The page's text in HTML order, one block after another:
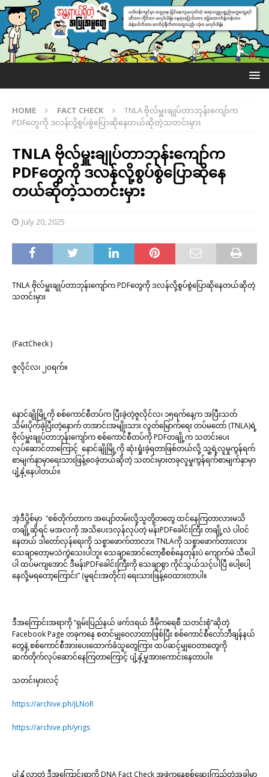
HOME FACT CHECK
TNLA ဗိုလ်မှူးချုပ်တာဘုန်းကျော်က
PDFတွေကို ဒလန်လို့စွပ်စွဲပြောဆိုနေတယ်ဆိုတဲ့သတင်းမှား
TNLA ဗိုလ်မှူးချုပ်တာဘုန်းကျော်က
PDFတွေကို ဒလန်လို့စွပ်စွဲပြောဆိုနေ
တယ်ဆိုတဲ့သတင်းမှား
July 20, 2025
TNLA ဗိုလ်မှူးချုပ်တာဘုန်းကျော်က PDFတွေကို ဒလန်လို့စွပ်စွဲပြောဆိုနေတယ်ဆိုတဲ့
သတင်းမှား
(FactCheck )
ဇူလိုင်လ၊ ၂၀ရက်။
နောင်ချိုမြို့ကို စစ်ကောင်စီတပ်က ပြီးခဲ့တဲ့ဇူလိုင်လ၊ ၁၅ရက်နေ့က အပြီးသတ်
သိမ်းပိုက်ခဲ့ပြီးတဲ့နောက် တအာင်းအမျိုးသား လွတ်မြောက်ရေး တပ်မတော် (TNLA)ရဲ့
ဗိုလ်မှူးချုပ်တာဘုန်းကျော်က စစ်ကောင်စီတပ်ကို PDFတချို့က သတင်းပေး
လုပ်ဆောင်တာကြောင့် နောင်ချိုမြို့ကို ဆုံးရှုံးခဲ့ရတာဖြစ်တယ်လို့ သူ့ရဲ့လူမှုကွန်ရက်
စာမျက်နှာမှာရေးသားဖြန့်ဝေခဲ့တယ်ဆိုတဲ့ သတင်းမှားတခုလူမှုကွန်ရက်စာမျက်နှာမှာ
ပျံ့နှံ့နေပါတယ်။
အဲ့ဒီပို့စ်မှာ “စစ်တိုက်တာက အပျော်တမ်းလို့သူတို့တတွေ ထင်နေကြတာလားမသိ
တချို့ဆိုရင် မအလကို အသိပေးဒလှန်လုပ်တဲ့ မန်းPDFခေါင်းကြီး တချို့လဲ ပါဝင်
နေတယ် ဒါတော်လှန်ရေးကို သစ္စာဖောက်တာလား TNLAကို သစ္စာဖောက်တားလား
သေချာတော့မသဲကွဲသေးပါဘူး သေချာအောင်တော့စီစစ်နေတုန်းပဲ ကျောက်မဲ သီပေါ
ပါ ထပ်မကျအောင် ဒီမန်းPDFခေါင်းကြီးကို သေချာစွာ ကိုင်သွယ်သင့်ပါပြီ ပေါ့ပေါ့
နေလို့မရတော့ကြောင်း” (မူရင်းအတိုင်း) ရေးသားဖြန့်ဝေထားတာပါ။
ဒီအကြောင်းအရာကို “ရှမ်းပြည်နယ် ဖက်ဒရယ် ဒီမိုကရေစီ သတင်းစုံ​”ဆိုတဲ့
Facebook Page တခုကနေ စတင်မျှဝေလာတာဖြစ်ပြီး စစ်ကောင်စီလော်ဘီချန်နယ်
တွေနဲ့ စစ်ကောင်စီအားပေးထောက်ခံသူတွေကြား ထပ်ဆင့်မျှဝေတာတွေကို
ဆက်တိုက်လုပ်ဆောင်နေကြတာကြောင့် ပျံ့နှံ့မှုအားကောင်းနေတာပါ။
သတင်းမှားလင့်
https://archive.ph/jLNoR
https://archive.ph/yrigs
ပျံ့နှံ့လာတဲ့ ဒီအကြောင်းရာကို DNA Fact Check အဖွဲ့ကနေစစ်ဆေးကြည့်တဲ့အခါမှာ